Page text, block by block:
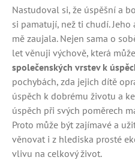
Nastudoval si, že úspěšní a
si pamatují, než ti chudí.
mě zaujala. Nejen sama o
let věnuji výchově, která
společenských vrstev k
pochybách, zda jejich dítě
úspěch k dobrému životu a
úspěch při svých poměrech
Proto může být zajímavé a
věnovat i z hlediska prosté
vlivu na celkový život.